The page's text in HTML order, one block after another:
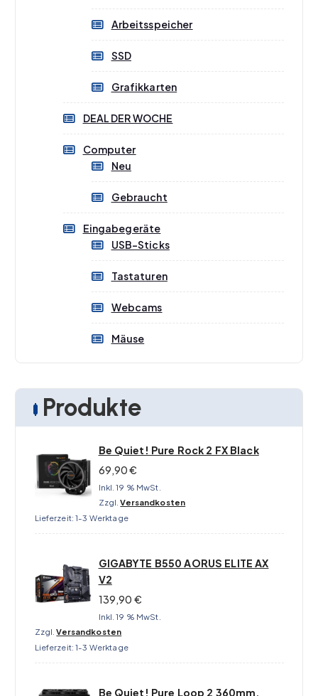
Arbeitsspeicher
SSD
Grafikkarten
DEAL DER WOCHE
Computer
Neu
Gebraucht
Eingabegeräte
USB-Sticks
Tastaturen
Webcams
Mäuse
Produkte
Be Quiet! Pure Rock 2 FX Black
69,90€
Inkl. 19 % MwSt.
Zzgl.Versandkosten
Lieferzeit:1-3 Werktage
GIGABYTE B550 AORUS ELITE AX
V2
139,90 €
Inkl. 19 % MwSt.
Zzgl.Versandkosten
Lieferzeit:1-3 Werktage
Be Quiet! Pure Loop 2 360mm,